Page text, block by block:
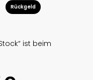
Rückgeld
ist beim